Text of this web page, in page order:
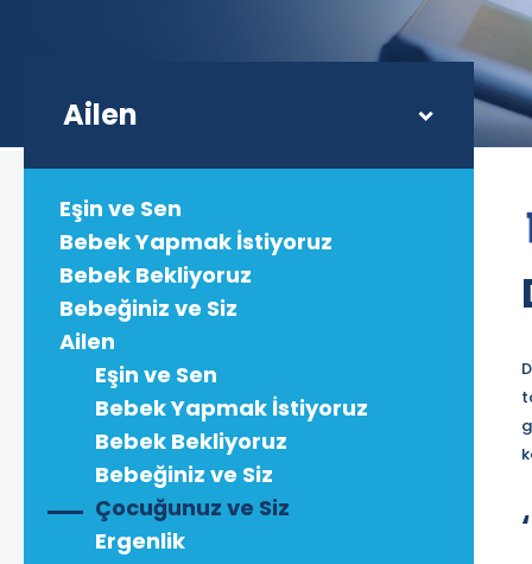
Ailen
Eşin ve Sen
Bebek Yapmak İstiyoruz
Bebek Bekliyoruz
Bebeğiniz ve Siz
Ailen
Eşin ve Sen
Bebek Yapmak İstiyoruz
Bebek Bekliyoruz
Bebeğiniz ve Siz
Çocuğunuz ve Siz
Ergenlik